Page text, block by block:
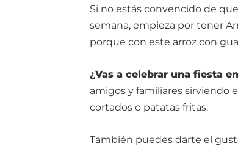
Si no estás convencido de
semana, empieza por tener
porque con este arroz con
¿Vas a celebrar una fiesta
amigos y familiares sirviendo
cortados o patatas fritas.
También puedes darte el